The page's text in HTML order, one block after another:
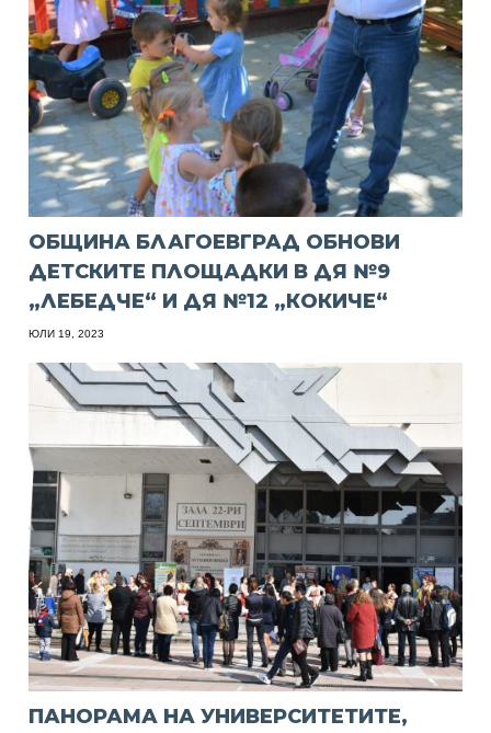
ОБЩИНА БЛАГОЕВГРАД ОБНОВИ
ДЕТСКИТЕ ПЛОЩАДКИ В ДЯ №9
„ЛЕБЕДЧЕ“ И ДЯ №12 „КОКИЧЕ“
ЮЛИ 19, 2023
ПАНОРАМА НА УНИВЕРСИТЕТИТЕ,